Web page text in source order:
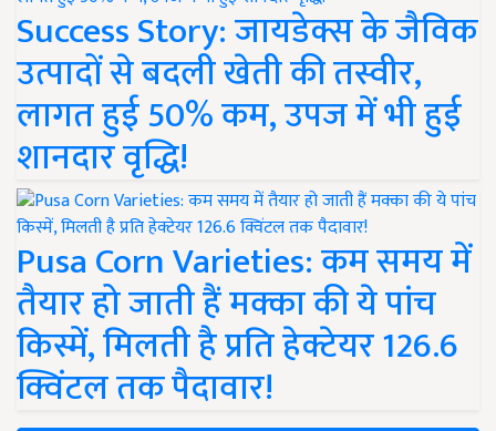
Success Story: जायडेक्स के जैविक
उत्पादों से बदली खेती की तस्वीर,
लागत हुई 50% कम, उपज में भी हुई
शानदार वृद्धि!
Pusa Corn Varieties: कम समय में
तैयार हो जाती हैं मक्का की ये पांच
किस्में, मिलती है प्रति हेक्टेयर 126.6
क्विंटल तक पैदावार!